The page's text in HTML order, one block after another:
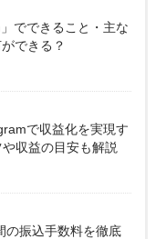
でできること・主な
できる？
で収益化を実現す
収益の目安も解説
の振込手数料を徹底